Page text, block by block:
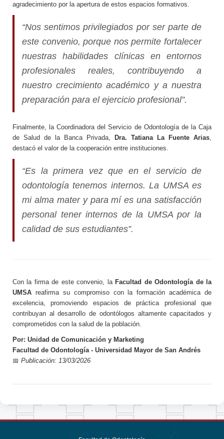
agradecimiento por la apertura de estos espacios formativos.
“Nos sentimos privilegiados por ser parte de
este convenio, porque nos permite fortalecer
nuestras habilidades clínicas en entornos
profesionales reales, contribuyendo a
nuestro crecimiento académico y a nuestra
preparación para el ejercicio profesional”.
Finalmente, la Coordinadora del Servicio de Odontología de la Caja
de Salud de la Banca Privada,
Dra. Tatiana La Fuente Arias,
destacó el valor de la cooperación entre instituciones.
“Es la primera vez que en el servicio de
odontología tenemos internos. La UMSA es
mi alma mater y para mí es una satisfacción
personal tener internos de la UMSA por la
calidad de sus estudiantes”.
Con la firma de este convenio, la Facultad de Odontología de la
UMSA reafirma su compromiso con la formación académica de
excelencia, promoviendo espacios de práctica profesional que
contribuyan al desarrollo de odontólogos altamente capacitados y
comprometidos con la salud de la población.
Por: Unidad de Comunicación y Marketing
Facultad de Odontología - Universidad Mayor de San Andrés
📅 Publicación: 13/03/2026